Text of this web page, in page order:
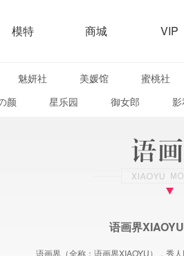
模特 商城 VIP
魅妍社 美媛馆 蜜桃社
颜 星乐园 御女郎
语画界
语画界（全称：语画界XIAOYU），秀